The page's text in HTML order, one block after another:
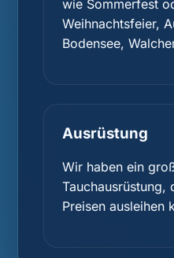
wie Sommerfest
Weihnachtsfeier,
Bodensee,
Ausrüstung
Wir haben ein
Tauchausrüstung,
Preisen ausleihen